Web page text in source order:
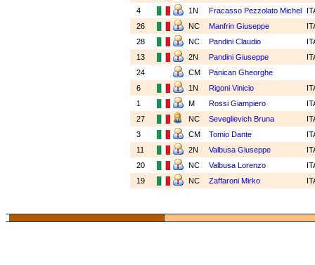
4
1N Fracasso Pezzolato Michel
26
NC Manfrin Giuseppe
28
NC Pandini Claudio
13
2N Pandini Giuseppe
24
CM
Panican Gheorghe
6
1N Rigoni Vinicio
1
M Rossi Giampiero
27
NC Seveglievich Bruna
3
CM Tomio Dante
11
2N Valbusa Giuseppe
20
NC Valbusa Lorenzo
19
NC Zaffaroni Mirko